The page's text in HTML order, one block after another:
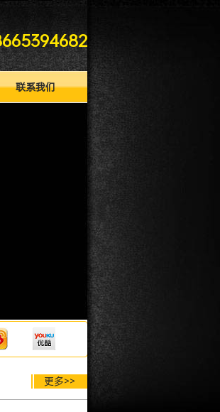
联系我们
施耐德网线模块配线架等综合布线产品，厂家仓库
更多>>